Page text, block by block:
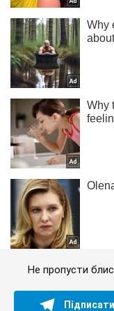
Не пропусти